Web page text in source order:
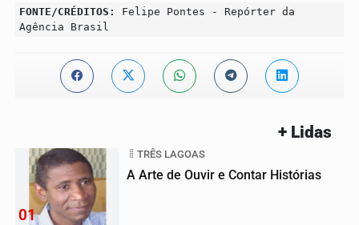
FONTE/CRÉDITOS:
Felipe Pontes - Repórter da
Agência Brasil
+ Lidas
01
TRÊS LAGOAS
A Arte de Ouvir e Contar Histórias